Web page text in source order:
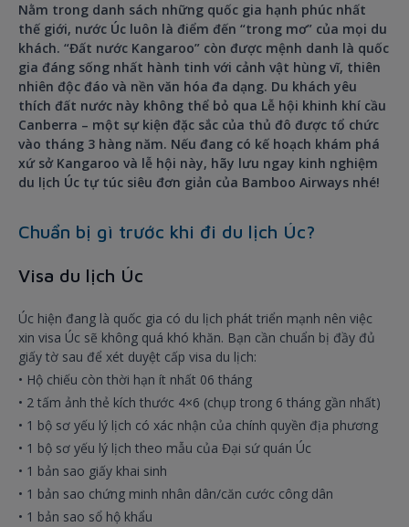
Nằm trong danh sách những quốc gia hạnh phúc nhất
thế giới, nước Úc luôn là điểm đến “trong mơ” của mọi du
khách. “Đất nước Kangaroo” còn được mệnh danh là quốc
gia đáng sống nhất hành tinh với cảnh vật hùng vĩ, thiên
nhiên độc đáo và nền văn hóa đa dạng. Du khách yêu
thích đất nước này không thể bỏ qua Lễ hội khinh khí cầu
Canberra – một sự kiện đặc sắc của thủ đô được tổ chức
vào tháng 3 hàng năm. Nếu đang có kế hoạch khám phá
xứ sở Kangaroo và lễ hội này, hãy lưu ngay kinh nghiệm
du lịch Úc tự túc siêu đơn giản của Bamboo Airways nhé!
Chuẩn bị gì trước khi đi du lịch Úc?
Visa du lịch Úc
Úc hiện đang là quốc gia có du lịch phát triển mạnh nên việc
xin visa Úc sẽ không quá khó khăn. Bạn cần chuẩn bị đầy đủ
giấy tờ sau để xét duyệt cấp visa du lịch:
• Hộ chiếu còn thời hạn ít nhất 06 tháng
• 2 tấm ảnh thẻ kích thước 4×6 (chụp trong 6 tháng gần nhất)
• 1 bộ sơ yếu lý lịch có xác nhận của chính quyền địa phương
• 1 bộ sơ yếu lý lịch theo mẫu của Đại sứ quán Úc
• 1 bản sao giấy khai sinh
• 1 bản sao chứng minh nhân dân/căn cước công dân
• 1 bản sao sổ hộ khẩu